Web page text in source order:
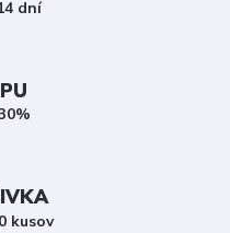
dní
kusov